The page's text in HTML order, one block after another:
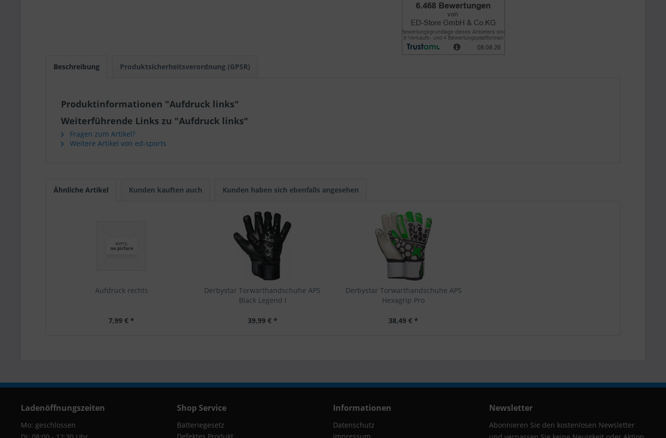
Beschreibung Produktsicherheitsverordnung (GPSR)
Produktinformationen "Aufdruck links"
Weiterführende Links zu "Aufdruck links"
Fragen zum Artikel?
Weitere Artikel von ed-sports
Ähnliche Artikel Kunden kauften auch Kunden haben sich ebenfalls angesehen
Aufdruck rechts
7,99 € *
Derbystar Torwarthandschuhe APS
Black Legend I
39,99 € *
Derbystar Torwarthandschuhe APS
Hexagrip Pro
38,49 € *
Ladenöffnungszeiten
Mo: geschlossen
Shop Service
Batteriegesetz
Informationen
Datenschutz
Newsletter
Abonnieren Sie den kostenlosen Newsletter